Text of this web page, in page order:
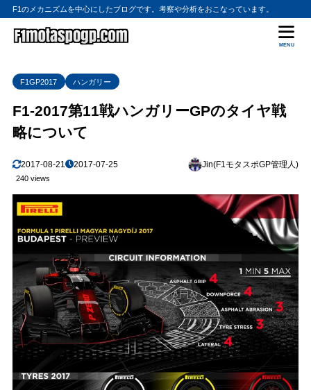
F1のメカニズムを中心にしたブログです。考察や分析をおこなっています。
MENU
F1GP2017 ハンガリー
F1-2017第11戦ハンガリーGPのタイヤ戦
略について
2017-08-21 2017-07-25 Jin(F1モタスポGP管理人)
240 views